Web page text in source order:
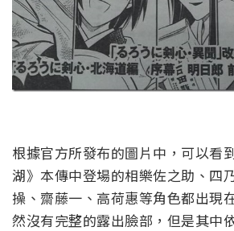
根據官方所發布的圖片中，可以看
湖》本傳中登場的相樂佐之助、四
操、齋藤一、高荷惠等角色都出現
然沒有完整的露出臉部，但是其中